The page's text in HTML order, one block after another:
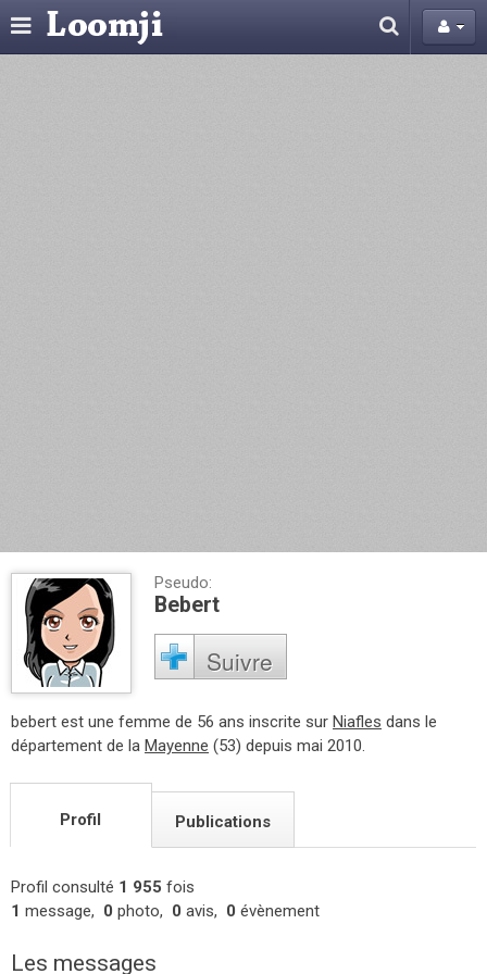
Pseudo:
Bebert
Suivre
bebert est une femme de 56 ans inscrite sur Niafles dans le
département de la Mayenne (53) depuis mai 2010.
Profil Publications
Profil consulté 1 955 fois
1 message, 0 photo, 0 avis, 0 évènement
Les messages